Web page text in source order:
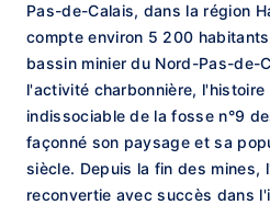
Pas-de-Calais, dans la région
compte environ 5 200
bassin minier du Nord-Pas-de-
l'activité charbonnière,
indissociable de la fosse n°9
façonné son paysage et sa
siècle. Depuis la fin des mines,
reconvertie avec succès dans